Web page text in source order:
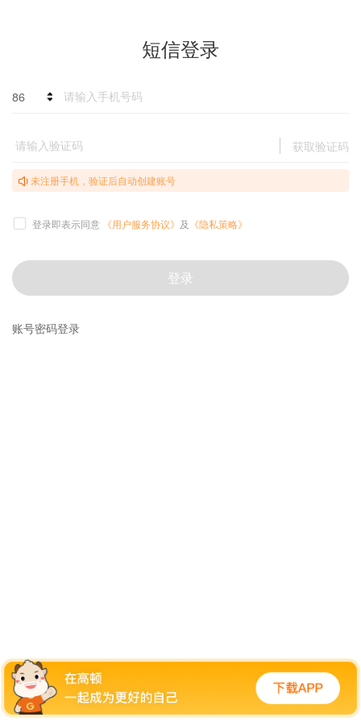
短信登录
86
获取验证码
未注册手机，验证后自动创建账号
登录即表示同意 《用户服务协议》 及 《隐私策略》
登录
账号密码登录